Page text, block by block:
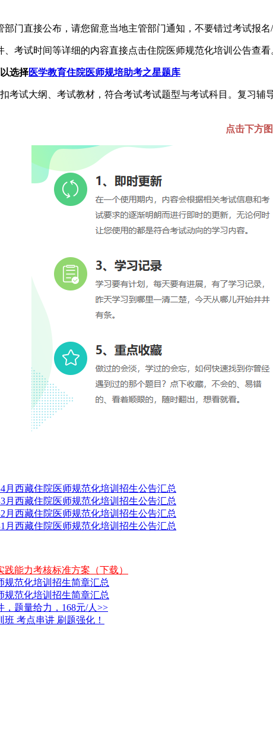
门直接公布，请您留意当地主管部门通知，不要错过考试报
考试时间等详细的内容直接点击住院医师规范化培训公告查看
选择医学教育住院医师规培助考之星题库
考试大纲、考试教材，符合考试考试题型与考试科目。复习
点击下方
4月西藏住院医师规范化培训招生公告汇总
3月西藏住院医师规范化培训招生公告汇总
2月西藏住院医师规范化培训招生公告汇总
1月西藏住院医师规范化培训招生公告汇总
践能力考核标准方案（下载）
规范化培训招生简章汇总
规范化培训招生简章汇总
题量给力，168元/人>>
班 考点串讲 刷题强化！